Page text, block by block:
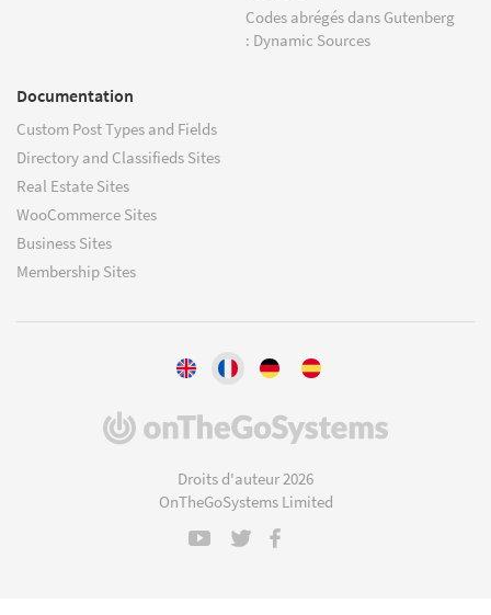
Codes abrégés dans Gutenberg
: Dynamic Sources
Documentation
Custom Post Types and Fields
Directory and Classifieds Sites
Real Estate Sites
WooCommerce Sites
Business Sites
Membership Sites
(s'ouvre
Droits d'auteur 2026
OnTheGoSystems Limited